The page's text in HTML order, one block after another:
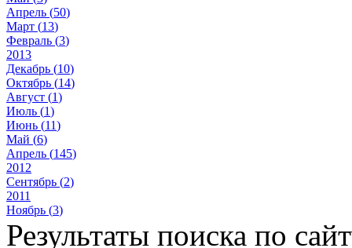
Апрель (50)
Март (13)
Февраль (3)
2013
Декабрь (10)
Октябрь (14)
Август (1)
Июль (1)
Июнь (11)
Май (6)
Апрель (145)
2012
Сентябрь (2)
2011
Ноябрь (3)
Результаты поиска по